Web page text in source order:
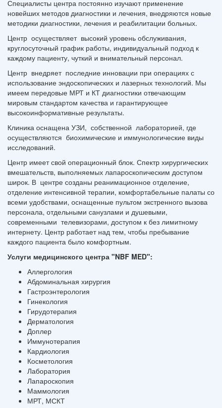
Специалисты центра постоянно изучают применение
новейших методов диагностики и лечения, внедряются новые
методики диагностики, лечения и реабилитации больных.
Центр осуществляет высокий уровень обслуживания,
круглосуточный график работы, индивидуальный подход к
каждому пациенту, чуткий и внимательный персонал.
Центр внедряет последние инновации при операциях с
использование эндоскопических и лазерных технологий. Мы
имеем передовые МРТ и КТ диагностики отвечающим
мировым стандартом качества и гарантирующее
высокоинформативные результаты.
Клиника оснащена УЗИ, собственной лабораторией, где
осуществляются биохимические и иммунологические виды
исследований.
Центр имеет свой операционный блок. Спектр хирургических
вмешательств, выполняемых лапароскопическим доступом
широк. В центре созданы реанимационное отделение,
отделение интенсивной терапии, комфортабельные палаты со
всеми удобствами, оснащенные пультом экстренного вызова
персонала, отдельными санузлами и душевыми,
современными телевизорами, доступом к без лимитному
интернету. Центр работает над тем, чтобы пребывание
каждого пациента было комфортным.
Услуги медицинского центра "NBF MED":
Аллергология
Абдоминальная хирургия
Гастроэнтерология
Гинекология
Гирудотерапия
Дерматология
Доплер
Иммунотерапия
Кардиология
Косметология
Лаборатория
Лапароскопия
Маммология
МРТ, МСКТ